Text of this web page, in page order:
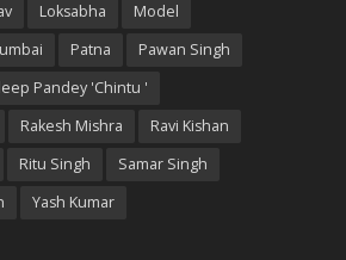
Loksabha
Model
Patna
Pawan Singh
Pandey 'Chintu '
Rakesh Mishra
Ravi Kishan
Ritu Singh
Samar Singh
Yash Kumar